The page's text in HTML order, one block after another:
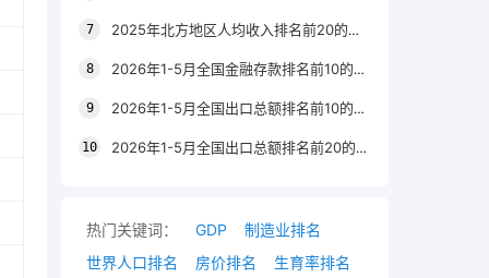
2025年北方地区人均收入排名前20的城市
2026年1-5月全国金融存款排名前10的省份
2026年1-5月全国出口总额排名前10的省市
2026年1-5月全国出口总额排名前20的城市
热门关键词： GDP
制造业排名
世界人口排名
房价排名 生育率排名